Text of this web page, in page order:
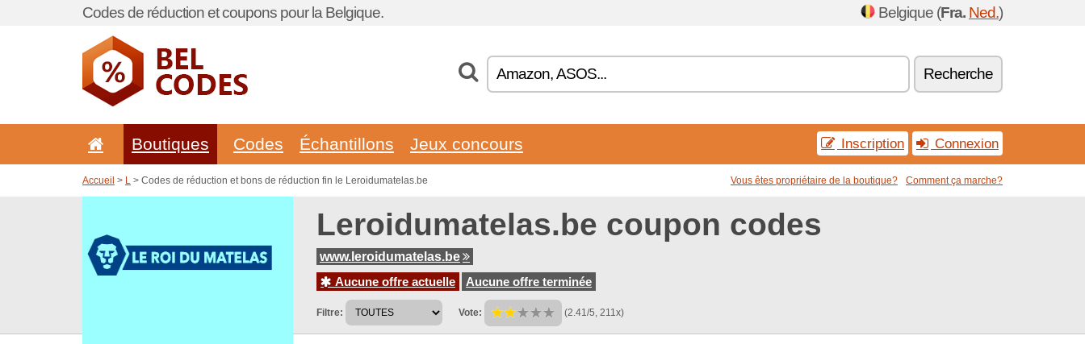
Codes de réduction et coupons pour la Belgique. Belgique (Fra. Ned.)
Recherche
Boutiques Codes Échantillons Jeux concours Inscription Connexion
Accueil > L > Codes de réduction et bons de réduction fin le Leroidumatelas.be Vous êtes propriétaire de la boutique? Comment ça marche?
Leroidumatelas.be coupon codes
www.leroidumatelas.be
Aucune offre actuelle
Aucune offre terminée
Filtre: Vote: (2.41/5, 211x)